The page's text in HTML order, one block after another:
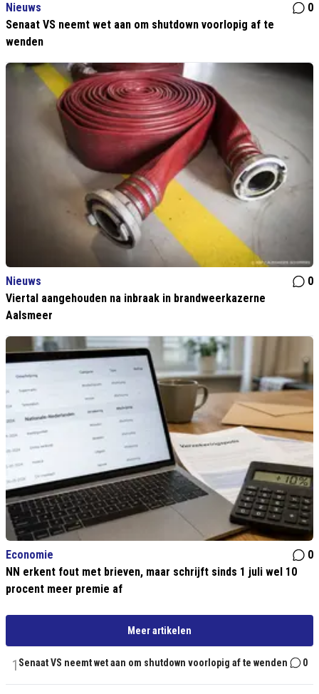
Nieuws
0
Senaat VS neemt wet aan om shutdown voorlopig af te
wenden
Nieuws
0
Viertal aangehouden na inbraak in brandweerkazerne
Aalsmeer
Economie
0
NN erkent fout met brieven, maar schrijft sinds 1 juli wel 10
procent meer premie af
Meer artikelen
1 Senaat VS neemt wet aan om shutdown voorlopig af te wenden 0